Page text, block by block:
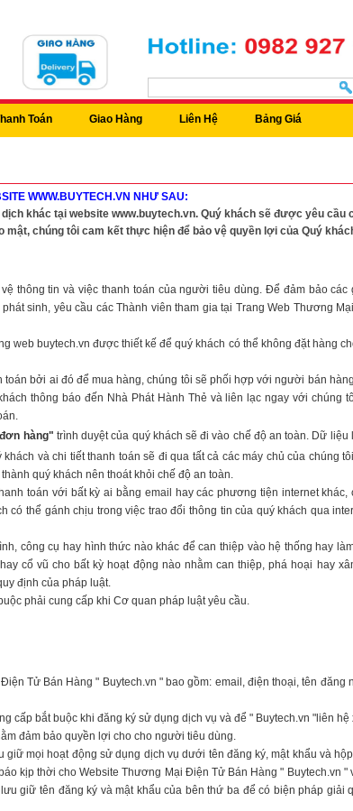
Toán Giao Hàng Liên Hệ Bảng Giá
WWW.BUYTECH.VN NHƯ SAU:
khác tại website www.buytech.vn. Quý khách sẽ được yêu cầu
mật, chúng tôi cam kết thực hiện để bảo vệ quyền lợi của Quý
thông tin và việc thanh toán của người tiêu dùng. Để đảm bảo các
sinh, yêu cầu các Thành viên tham gia tại Trang Web Thương
web buytech.vn được thiết kế để quý khách có thể không đặt hàng
bởi ai đó để mua hàng, chúng tôi sẽ phối hợp với người bán
thông báo đến Nhà Phát Hành Thẻ và liên lạc ngay với chúng
hàng" trình duyệt của quý khách sẽ đi vào chế độ an toàn. Dữ liệu
và chi tiết thanh toán sẽ đi qua tất cả các máy chủ của chúng
quý khách nên thoát khỏi chế độ an toàn.
toán với bất kỳ ai bằng email hay các phương tiện internet khác,
có thể gánh chịu trong việc trao đổi thông tin của quý khách qua
công cụ hay hình thức nào khác để can thiệp vào hệ thống hay
cổ vũ cho bất kỳ hoạt động nào nhằm can thiệp, phá hoại hay
định của pháp luật.
phải cung cấp khi Cơ quan pháp luật yêu cầu.
Tử Bán Hàng " Buytech.vn " bao gồm: email, điện thoại, tên đăng
cấp bắt buộc khi đăng ký sử dụng dịch vụ và để " Buytech.vn "liên hệ
đảm bảo quyền lợi cho cho người tiêu dùng.
mọi hoạt động sử dụng dịch vụ dưới tên đăng ký, mật khẩu và
kịp thời cho Website Thương Mại Điện Tử Bán Hàng " Buytech.vn "
giữ tên đăng ký và mật khẩu của bên thứ ba để có biện pháp giải